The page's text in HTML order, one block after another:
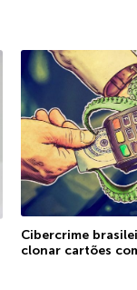
Cibercrime
clonar cartões